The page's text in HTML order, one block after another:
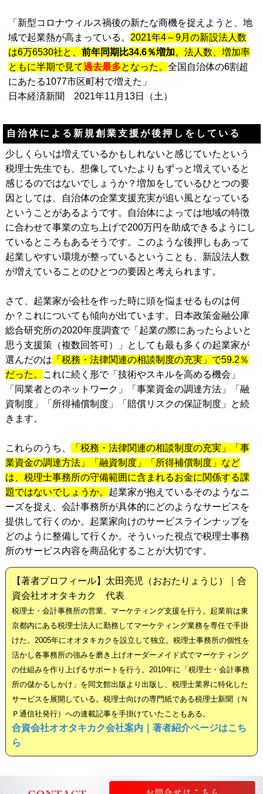
「新型コロナウィルス禍後の新たな商機を捉えようと、地
域で起業熱が高まっている。 2021年4～9月の新設法人数
は6万6530社と、 前年同期比34.6％増加。法人数、増加率
ともに半期で見て過去最多となった。 全国自治体の6割超
にあたる1077市区町村で増えた」
日本経済新聞 2021年11月13日（土）
自治体による新規創業支援が後押しをしている
少しくらいは増えているかもしれないと感じていたという
税理士先生でも、想像していたよりもずっと増えていると
感じるのではないでしょうか？増加をしているひとつの要
因としては、自治体の企業支援充実が追い風となっている
ということがあるようです。自治体によっては地域の特徴
に合わせて事業の立ち上げで200万円を助成できるようにし
ているところもあるそうです。このような後押しもあって
起業しやすい環境が整っているということも、新設法人数
が増えていることのひとつの要因と考えられます。
さて、起業家が会社を作った時に頭を悩ませるものは何
か？これについても傾向が出ています。日本政策金融公庫
総合研究所の2020年度調査で「起業の際にあったらよいと
思う支援策（複数回答可）」としても最も多くの起業家が
選んだのは 「税務・法律関連の相談制度の充実」で59.2％
だった。
これに続く形で「技術やスキルを高める機会」
「同業者とのネットワーク」「事業資金の調達方法」「融
資制度」「所得補償制度」「賠償リスクの保証制度」と続
きます。
これらのうち、
「税務・法律関連の相談制度の充実」「事
業資金の調達方法」「融資制度」「所得補償制度」など
は、税理士事務所の守備範囲に含まれるお金に関係する課
題ではないでしょうか。 起業家が抱えているそのようなニ
ーズを捉え、会計事務所が具体的にどのようなサービスを
提供して行くのか。起業家向けのサービスラインナップを
どのように整備して行くか。そういった視点で税理士事務
所のサービス内容を商品化することが大切です。
【著者プロフィール】太田亮児（おおたりょうじ）｜合
資会社オオタキカク 代表
税理士・会計事務所の営業、マーケティング支援を行う。起業前は東
京都内にある税理士法人に勤務してマーケティング業務を専任で手掛
けた。2005年にオオタキカクを設立して独立。税理士事務所の個性を
活かし各事務所の強みを磨き上げオーダーメイド式でマーケティング
の仕組みを作り上げるサポートを行う。2010年に「税理士・会計事務
所の儲かるしかけ」を同文館出版より出版し、税理士業界に特化した
サービスを展開している。税理士向けの専門紙である税理士新聞（Ｎ
Ｐ通信社発行）への連載記事を手掛けていたこともある。
合資会社オオタキカク会社案内｜著者紹介ページはこち
ら